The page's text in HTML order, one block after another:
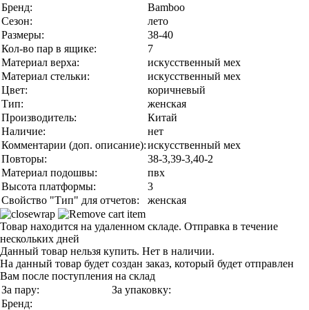
Бренд:
Bamboo
Сезон:
лето
Размеры:
38-40
Кол-во пар в ящике:
7
Материал верха:
искусственный мех
Материал стельки:
искусственный мех
Цвет:
коричневый
Тип:
женская
Производитель:
Китай
Наличие:
нет
Комментарии (доп. описание):искусственный мех
Повторы:
38-3,39-3,40-2
Материал подошвы:
пвх
Высота платформы:
3
Свойство "Тип" для отчетов:
женская
Товар находится на удаленном складе. Отправка в течение
нескольких дней
Данный товар нельзя купить. Нет в наличии.
На данный товар будет создан заказ, который будет отправлен
Вам после поступления на склад
За пару:
За упаковку:
Бренд: